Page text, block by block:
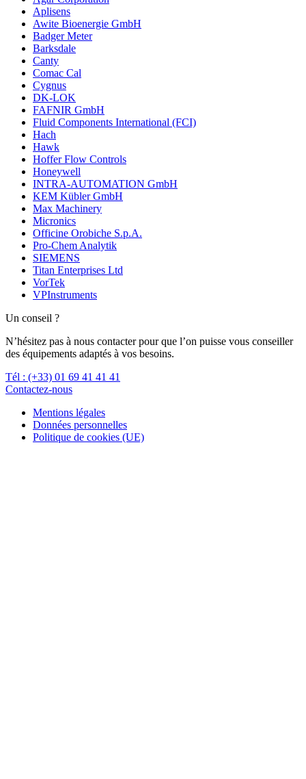
Aplisens
Awite Bioenergie GmbH
Badger Meter
Barksdale
Canty
Comac Cal
Cygnus
DK-LOK
FAFNIR GmbH
Fluid Components International (FCI)
Hach
Hawk
Hoffer Flow Controls
Honeywell
INTRA-AUTOMATION GmbH
KEM Kübler GmbH
Max Machinery
Micronics
Officine Orobiche S.p.A.
Pro-Chem Analytik
SIEMENS
Titan Enterprises Ltd
VorTek
VPInstruments
Un conseil ?
N’hésitez pas à nous contacter pour que l’on puisse vous conseiller
des équipements adaptés à vos besoins.
Tél : (+33) 01 69 41 41 41
Contactez-nous
Mentions légales
Données personnelles
Politique de cookies (UE)